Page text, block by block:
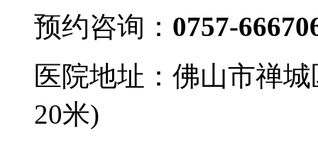
预约咨询： 0757-
医院地址：佛山市禅
20米)